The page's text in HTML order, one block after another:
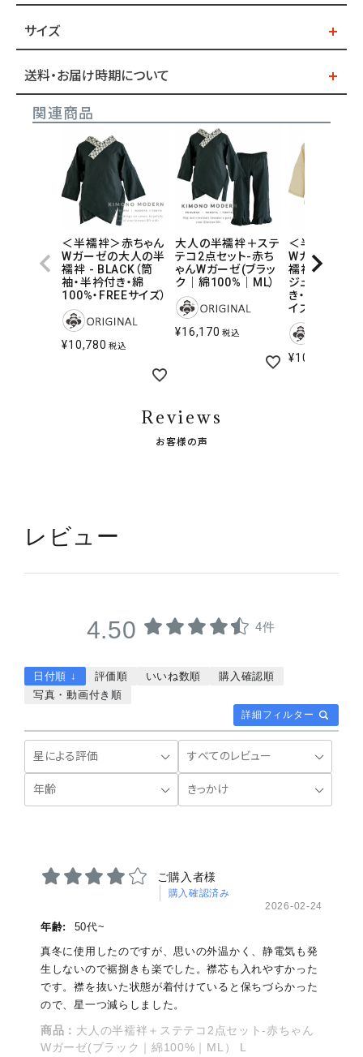
サイズ
送料・お届け時期について
関連商品
＜半襦袢＞赤ちゃん
Wガーゼの大人の半
襦袢 - BLACK（筒
袖・半衿付き・綿
100%・FREEサイズ）
¥10,780 税込
大人の半襦袢＋ステ
テコ2点セット-赤ち
ゃんWガーゼ(ブラッ
ク｜綿100%｜ML）
¥16,170 税込
＜半襦袢＞赤
Wガーゼの大
襦袢 -
ジュ（筒袖・
き・綿100%・
イズ）
¥10,780
Reviews
お客様の声
レビュー
4.50 4件
詳細フィルター
日付順 ↓ 評価順 いいね数順
購入確認順
写真・動画付き順
ご購入者様
購入確認済み
2026-02-24
年齢:
50代~
真冬に使用したのですが、思いの外温かく、静電気も発
生しないので裾捌きも楽でした。襟芯も入れやすかった
です。襟を抜いた状態が着付けていると保ちづらかった
ので、星一つ減らしました。
商品： 大人の半襦袢＋ステテコ2点セット-赤ちゃん
Wガーゼ(ブラック｜綿100%｜ML） L